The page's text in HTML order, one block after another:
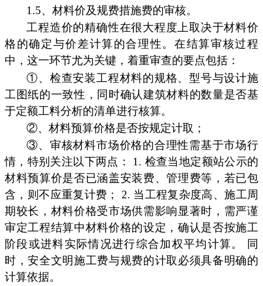
1.5、材料价及规费措施费的审核。
工程造价的精确性在很大程度上取决于材料价
格的确定与价差计算的合理性。在结算审核过程
中，这一环节尤为关键，着重审查的要点包括：
①、检查安装工程材料的规格、型号与设计施
工图纸的一致性，同时确认建筑材料的数量是否基
于定额工料分析的清单进行核算。
②、材料预算价格是否按规定计取；
③、审核材料市场价格的合理性需基于市场行
情，特别关注以下两点： 1. 检查当地定额站公示的
材料预算价是否已涵盖安装费、管理费等，若已包
含，则不应重复计费； 2. 当工程复杂度高、施工周
期较长，材料价格受市场供需影响显著时，需严谨
审定工程结算中材料价格的设定，确认是否按施工
阶段或进料实际情况进行综合加权平均计算。 同
时，安全文明施工费与规费的计取必须具备明确的
计算依据。